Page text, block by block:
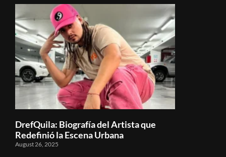
DrefQuila: Biografía del Artista que
Redefinió la Escena Urbana
August 26, 2025